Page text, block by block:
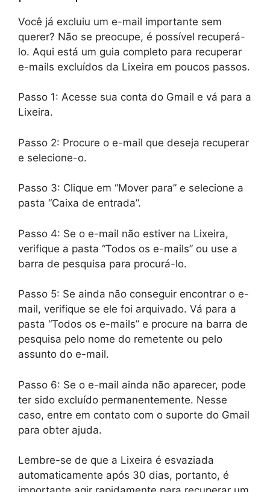
Você já excluiu um e-mail importante sem
querer? Não se preocupe, é possível recuperá-
lo. Aqui está um guia completo para recuperar
e-mails excluídos da Lixeira em poucos passos.
Passo 1: Acesse sua conta do Gmail e vá para a
Lixeira.
Passo 2: Procure o e-mail que deseja recuperar
e selecione-o.
Passo 3: Clique em “Mover para” e selecione a
pasta “Caixa de entrada”.
Passo 4: Se o e-mail não estiver na Lixeira,
verifique a pasta “Todos os e-mails” ou use a
barra de pesquisa para procurá-lo.
Passo 5: Se ainda não conseguir encontrar o e-
mail, verifique se ele foi arquivado. Vá para a
pasta “Todos os e-mails” e procure na barra de
pesquisa pelo nome do remetente ou pelo
assunto do e-mail.
Passo 6: Se o e-mail ainda não aparecer, pode
ter sido excluído permanentemente. Nesse
caso, entre em contato com o suporte do Gmail
para obter ajuda.
Lembre-se de que a Lixeira é esvaziada
automaticamente após 30 dias, portanto, é